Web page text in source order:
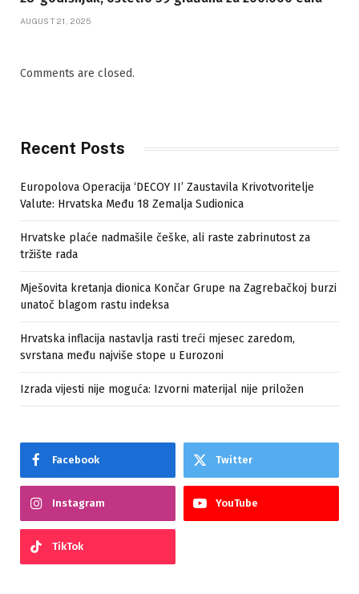
AUGUST 21, 2025
Comments are closed.
Recent Posts
Europolova Operacija ‘DECOY II’ Zaustavila Krivotvoritelje
Valute: Hrvatska Među 18 Zemalja Sudionica
Hrvatske plaće nadmašile češke, ali raste zabrinutost za
tržište rada
Mješovita kretanja dionica Končar Grupe na Zagrebačkoj burzi
unatoč blagom rastu indeksa
Hrvatska inflacija nastavlja rasti treći mjesec zaredom,
svrstana među najviše stope u Eurozoni
Izrada vijesti nije moguća: Izvorni materijal nije priložen
Facebook Twitter
Instagram YouTube
TikTok